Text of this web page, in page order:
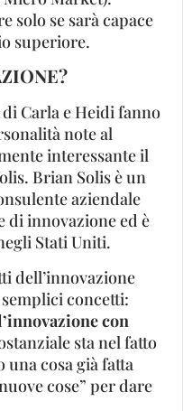
solo se sarà capace
superiore.
Carla e Heidi fanno
note al
interessante il
Brian Solis è un
aziendale
di innovazione ed è
Stati Uniti.
dell’innovazione
concetti:
con
sta nel fatto
una cosa già fatta
cose” per dare